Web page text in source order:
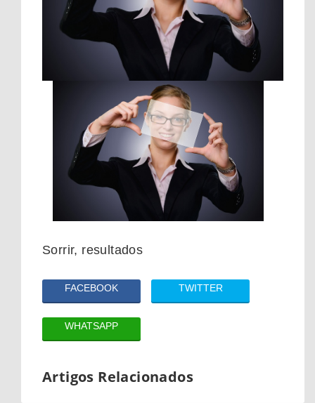
Sorrir, resultados
FACEBOOK TWITTER
WHATSAPP
Artigos Relacionados